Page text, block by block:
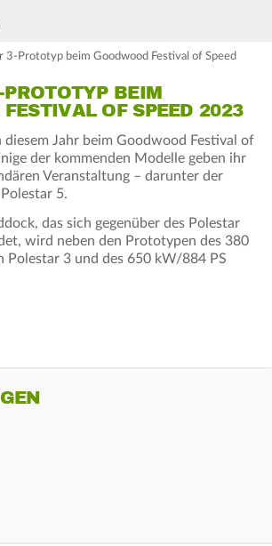
3-Prototyp beim Goodwood Festival of Speed
BEIM
FESTIVAL OF SPEED 2023
diesem Jahr beim Goodwood Festival of
der kommenden Modelle geben ihr
Veranstaltung – darunter der
5.
das sich gegenüber des Polestar
wird neben den Prototypen des 380
Polestar 3 und des 650 kW/884 PS